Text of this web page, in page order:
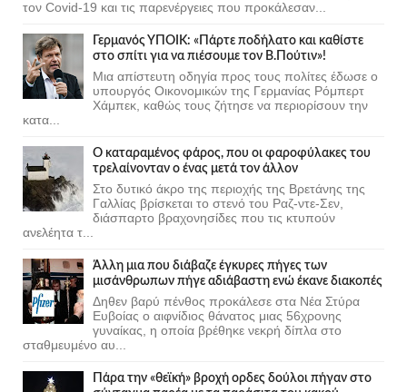
τον Covid-19 και τις παρενέργειες που προκάλεσαν...
Γερμανός ΥΠΟΙΚ: «Πάρτε ποδήλατο και καθίστε
στο σπίτι για να πιέσουμε τον Β.Πούτιν»!
Μια απίστευτη οδηγία προς τους πολίτες έδωσε ο
υπουργός Οικονομικών της Γερμανίας Ρόμπερτ
Χάμπεκ, καθώς τους ζήτησε να περιορίσουν την
κατα...
Ο καταραμένος φάρος, που οι φαροφύλακες του
τρελαίνονταν ο ένας μετά τον άλλον
Στο δυτικό άκρο της περιοχής της Βρετάνης της
Γαλλίας βρίσκεται το στενό του Ραζ-ντε-Σεν,
διάσπαρτο βραχονησίδες που τις κτυπούν
ανελέητα τ...
Άλλη μια που διάβαζε έγκυρες πήγες των
μισάνθρωπων πήγε αδιάβαστη ενώ έκανε διακοπές
Δηθεν βαρύ πένθος προκάλεσε στα Νέα Στύρα
Ευβοίας ο αιφνίδιος θάνατος μιας 56χρονης
γυναίκας, η οποία βρέθηκε νεκρή δίπλα στο
σταθμευμένο αυ...
Πάρα την «θεϊκή» βροχή ορδες δούλοι πήγαν στο